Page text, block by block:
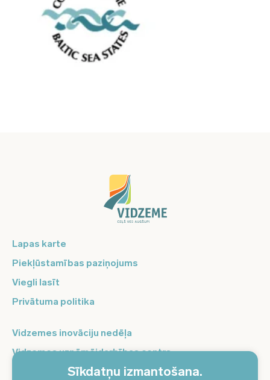
Sīkdatņu izmantošana.
Lapas karte
Piekļūstamības paziņojums
Viegli lasīt
Privātuma politika
Vidzemes inovāciju nedēļa
Vidzemes uzņēmējdarbības centrs
Balso Vidzeme